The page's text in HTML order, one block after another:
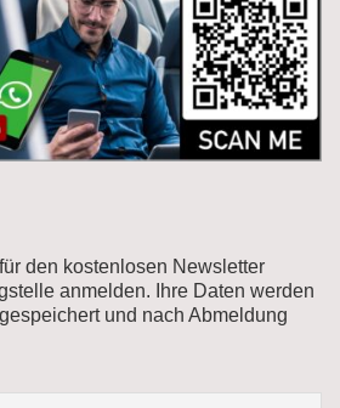
den kostenlosen Newsletter
anmelden. Ihre Daten werden
und nach Abmeldung